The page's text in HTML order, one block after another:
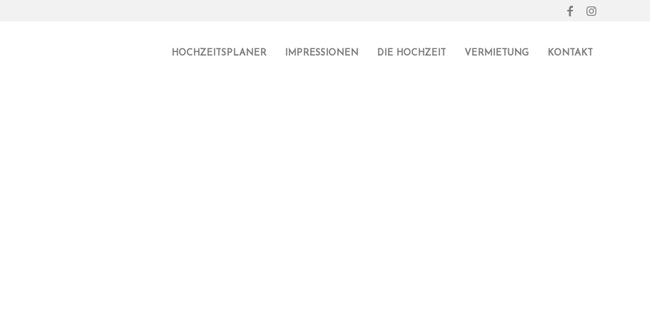
HOCHZEITSPLANER IMPRESSIONEN DIE HOCHZEIT VERMIETUNG KONTAKT